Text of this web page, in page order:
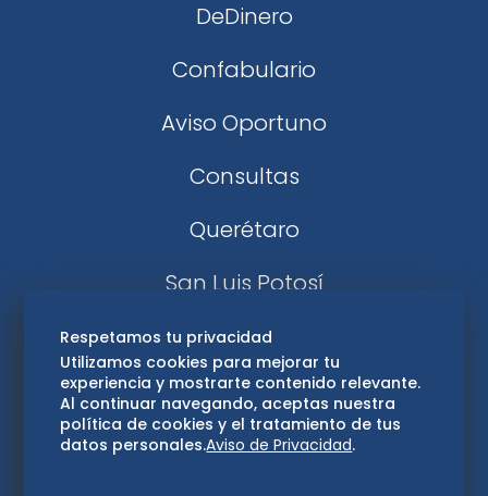
DeDinero
Confabulario
Aviso Oportuno
Consultas
Querétaro
San Luis Potosí
Edomex
Consultas
Hidalgo
Respetamos tu privacidad
Utilizamos cookies para mejorar tu
experiencia y mostrarte contenido relevante.
Al continuar navegando, aceptas nuestra
política de cookies y el tratamiento de tus
datos personales.Aviso de Privacidad.